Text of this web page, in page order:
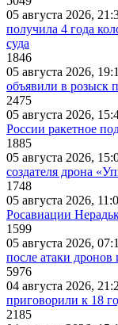
05 августа 2026,
получила 4 года
суда
1846
05 августа 2026,
объявили в розыск
2475
05 августа 2026,
России ракетное
1885
05 августа 2026,
создателя дрона
1748
05 августа 2026,
Росавиации
1599
05 августа 2026,
после атаки
5976
04 августа 2026,
приговорили к 18
2185